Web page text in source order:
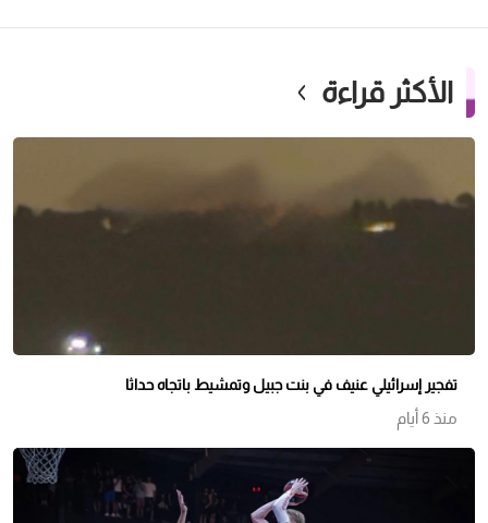
الأكثر قراءة
تفجير إسرائيلي عنيف في بنت جبيل وتمشيط باتجاه حداثا
منذ 6 أيام